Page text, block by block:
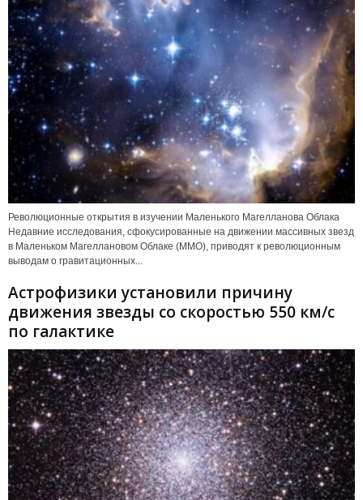
Революционные открытия в изучении Маленького Магелланова Облака
Недавние исследования, сфокусированные на движении массивных звезд
в Маленьком Магеллановом Облаке (ММО), приводят к революционным
выводам о гравитационных...
Астрофизики установили причину
движения звезды со скоростью 550 км/с
по галактике